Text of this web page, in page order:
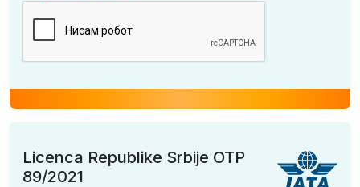
Licenca Republike Srbije OTP
89/2021